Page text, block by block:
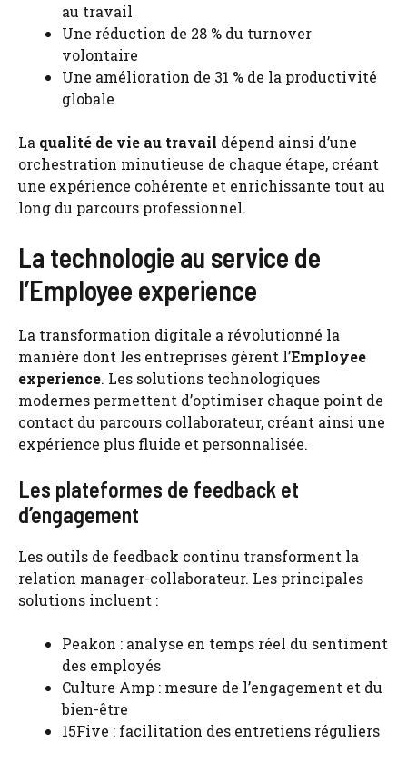
au travail
Une réduction de 28 % du turnover
volontaire
Une amélioration de 31 % de la productivité
globale
La qualité de vie au travail dépend ainsi d’une
orchestration minutieuse de chaque étape, créant
une expérience cohérente et enrichissante tout au
long du parcours professionnel.
La technologie au service de
l’Employee experience
La transformation digitale a révolutionné la
manière dont les entreprises gèrent l’Employee
experience. Les solutions technologiques
modernes permettent d’optimiser chaque point de
contact du parcours collaborateur, créant ainsi une
expérience plus fluide et personnalisée.
Les plateformes de feedback et
d’engagement
Les outils de feedback continu transforment la
relation manager-collaborateur. Les principales
solutions incluent :
Peakon : analyse en temps réel du sentiment
des employés
Culture Amp : mesure de l’engagement et du
bien-être
15Five : facilitation des entretiens réguliers